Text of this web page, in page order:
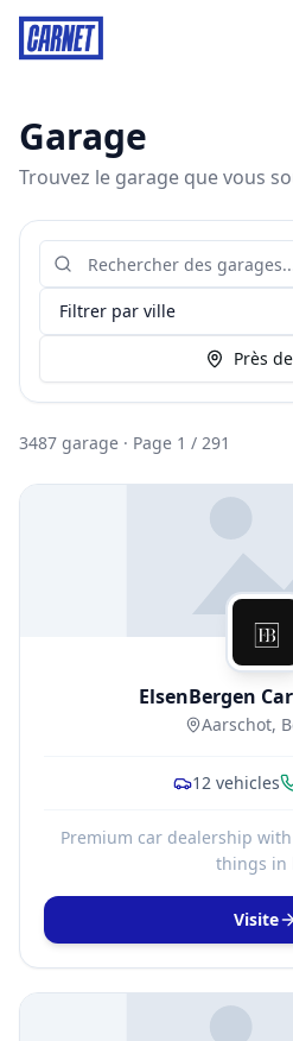
Garage
Trouvez le garage que vous
Filtrer par ville
Près
3487 garage · Page 1 / 291
ElsenBergen
Aarschot,
12 vehicles
Premium car dealership
things in
Visite